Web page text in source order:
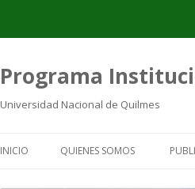
Programa
Universidad Nacional de Quilmes
INICIO QUIENES SOMOS